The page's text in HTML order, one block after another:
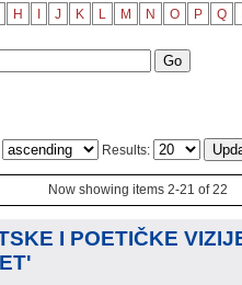
H J K L M N O P Q
Results:
Now showing items 2-21 of 22
I POETIČKE